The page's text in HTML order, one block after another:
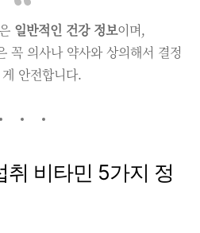
일반적인 건강 정보이며,
꼭 의사나 약사와 상의해서 결정
안전합니다.
비타민 5가지 정